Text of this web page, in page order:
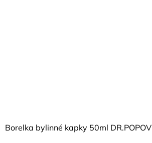
Borelka bylinné kapky 50ml DR.POPOV